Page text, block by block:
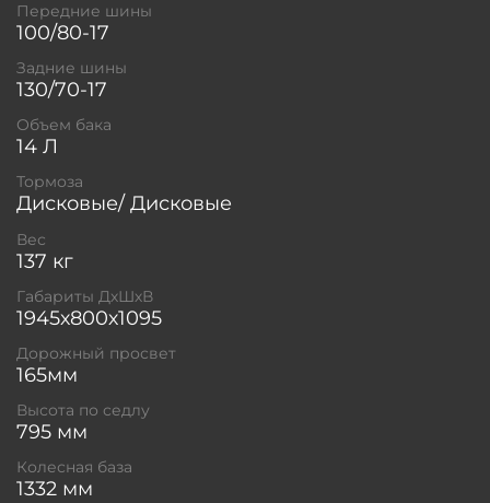
Передние шины
100/80-17
Задние шины
130/70-17
Объем бака
14 Л
Тормоза
Дисковые/ Дисковые
Вес
137 кг
Габариты ДхШхВ
1945х800х1095
Дорожный просвет
165мм
Высота по седлу
795 мм
Колесная база
1332 мм